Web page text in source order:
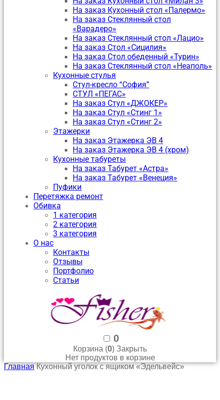
На заказ Кухонный стол «Палермо»
На заказ Стеклянный стол
«Варадеро»
На заказ Стеклянный стол «Лацио»
На заказ Стол «Сицилия»
На заказ Стол обеденный «Турин»
На заказ Стеклянный стол «Неаполь»
Кухонные стулья
Стул-кресло “София”
CТУЛ «ПЕГАС»
На заказ Стул «ДЖОКЕР»
На заказ Стул «Стинг 1»
На заказ Стул «Стинг 2»
Этажерки
На заказ Этажерка ЭВ 4
На заказ Этажерка ЭВ 4 (хром)
Кухонные табуреты
На заказ Табурет «Астра»
На заказ Табурет «Венеция»
Пуфики
Перетяжка ремонт
Обивка
1 категория
2 категория
3 категория
О нас
Контакты
Отзывы
Портфолио
Статьи
0
Корзина (0) Закрыть
Нет продуктов в корзине
Главная Кухонный уголок с ящиком «Эдельвейс»